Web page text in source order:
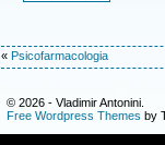
« Psicofarmacologia
© 2026 - Vladimir Antonini.
Free Wordpress Themes by